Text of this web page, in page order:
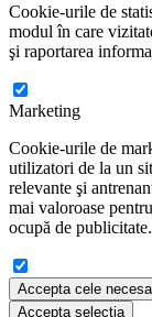
Cookie-urile de
modul în care
şi raportarea
Marketing
Cookie-urile de
utilizatori de la un
relevante şi
mai valoroase
ocupă de publicitate.
Accepta cele
Accepta selectia